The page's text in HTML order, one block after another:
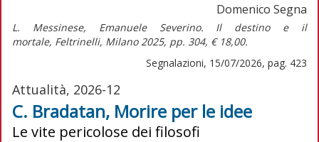
Domenico Segna
L. Messinese, Emanuele Severino. Il destino e il
mortale, Feltrinelli, Milano 2025, pp. 304, € 18,00.
Segnalazioni, 15/07/2026, pag. 423
Attualità, 2026-12
C. Bradatan, Morire per le idee
Le vite pericolose dei filosofi